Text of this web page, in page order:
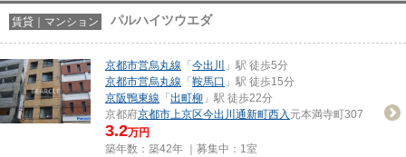
賃貸｜マンション パルハイツウエダ
京都市営烏丸線 「 今出川
」駅 徒歩5分
京都市営烏丸線 「 鞍馬口 」駅 徒歩15分
京阪鴨東線 「 出町柳 」駅 徒歩22分
京都府京都市上京区今出川通新町西入 元本満寺町307
3.2万円
築年数：築42年 ｜募集中： 1室